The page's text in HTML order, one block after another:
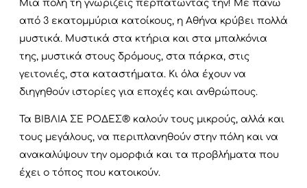
Μια πόλη τη γνωρίζεις περπατώντας την! Με πάνω
από 3 εκατομμύρια κατοίκους, η Αθήνα κρύβει πολλά
μυστικά. Μυστικά στα κτήρια και στα μπαλκόνια
της, μυστικά στους δρόμους, στα πάρκα, στις
γειτονιές, στα καταστήματα. Κι όλα έχουν να
διηγηθούν ιστορίες για εποχές και ανθρώπους.
Τα ΒΙΒΛΙΑ ΣΕ ΡΟΔΕΣ® καλούν τους μικρούς, αλλά και
τους μεγάλους, να περιπλανηθούν στην πόλη και να
ανακαλύψουν την ομορφιά και τα προβλήματα που
έχει ο τόπος που κατοικούν.